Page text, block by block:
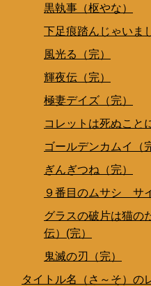
黒執事（枢やな）
下足痕踏んじゃいま
風光る（完）
輝夜伝（完）
極妻デイズ（完）
コレットは死ぬこと
ゴールデンカムイ（
ぎんぎつね（完）
９番目のムサシ サ
グラスの破片は猫の
伝）(完）
鬼滅の刃（完）
タイトル名（さ～そ）の